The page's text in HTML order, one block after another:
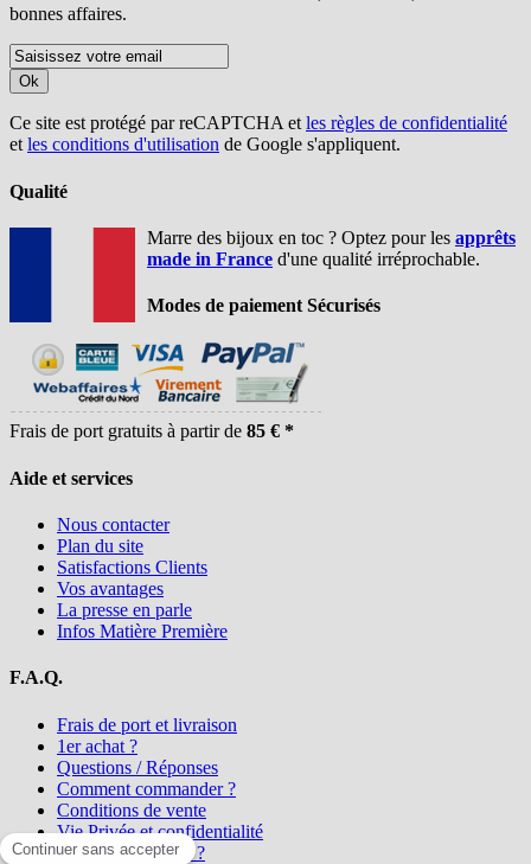
bonnes affaires.
Ok
Ce site est protégé par reCAPTCHA etles règles de confidentialité
etles conditions d'utilisation de Google s'appliquent.
Qualité
Marre des bijoux en toc ? Optez pour les apprêts
made in France d'une qualité irréprochable.
Modes de paiement Sécurisés
Frais de port gratuits à partir de 85 € *
Aide et services
Nous contacter
Plan du site
Satisfactions Clients
Vos avantages
La presse en parle
Infos Matière Première
F.A.Q.
Frais de port et livraison
1er achat ?
Questions / Réponses
Comment commander ?
Conditions de vente
Vie Privée et confidentialité
Qui sommes-nous ?